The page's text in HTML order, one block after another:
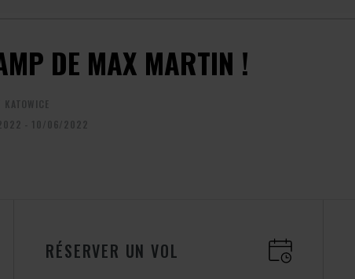
DE MAX MARTIN !
KATOWICE
- 10/06/2022
RÉSERVER UN VOL